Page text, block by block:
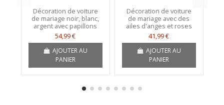
Décoration de voiture
de mariage noir, blanc,
argent avec papillons
54,99 €
AJOUTER AU
PANIER
Décoration de voiture
de mariage avec des
ailes d'anges et roses
41,99 €
AJOUTER AU
PANIER